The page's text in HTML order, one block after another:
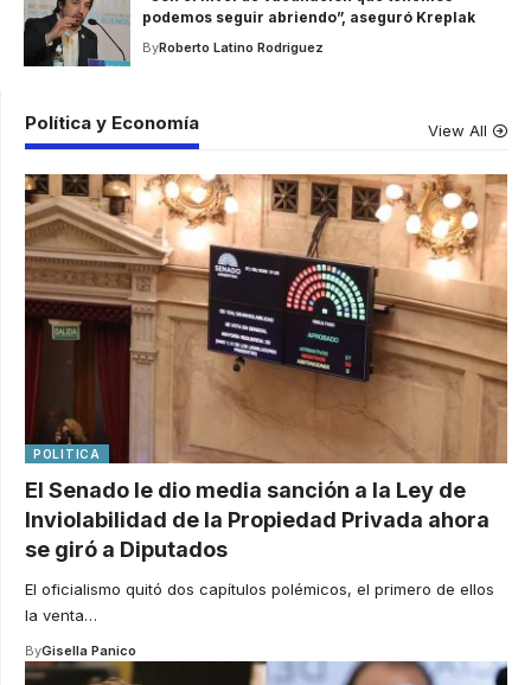
podemos seguir abriendo”, aseguró Kreplak
ByRoberto Latino Rodriguez
Política y Economía View All
POLITICA
El Senado le dio media sanción a la Ley de
Inviolabilidad de la Propiedad Privada ahora
se giró a Diputados
El oficialismo quitó dos capítulos polémicos, el primero de ellos
la venta…
ByGisella Panico